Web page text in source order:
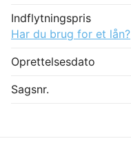
Indflytningspris
Har du brug for et lån?
Oprettelsesdato
Sagsnr.